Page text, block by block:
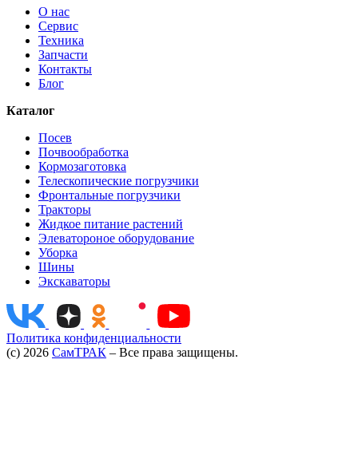
О нас
Сервис
Техника
Запчасти
Контакты
Блог
Каталог
Посев
Почвообработка
Кормозаготовка
Телескопические погрузчики
Фронтальные погрузчики
Тракторы
Жидкое питание растений
Элеватороное оборудование
Уборка
Шины
Экскаваторы
Политика конфиденциальности
(c) 2026 СамТРАК – Все права защищены.